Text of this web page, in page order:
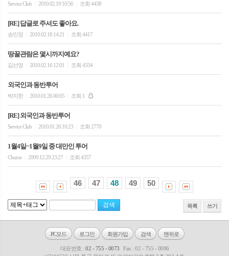
Service Club 2010.02.19 10:56 조회 4438
[RE] 답글로 주셔도 좋아요.
송민정 2010.02.18 14:21 조회 4417
땅꿀관람은 몇시까지예요?
김선영 2010.02.16 12:01 조회 4334
외국인과 동반투어
박지한 2010.01.26 00:05 조회 1
[RE] 외국인과 동반투어
Service Club 2010.01.26 10:23 조회 2770
1월4일~1월9일 중 대만인 투어
Churus 2009.12.29 23:27 조회 4357
46 47 48 49 50
목록 쓰기
PC모드 로그인 회원가입 검색 맨위로
대표번호 : 02 - 755 - 0073
Fax : 02 - 755 - 0086